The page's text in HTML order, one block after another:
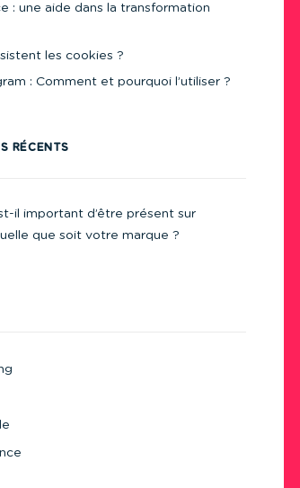
: une aide dans la transformation
les cookies ?
: Comment et pourquoi l’utiliser ?
RÉCENTS
il important d’être présent sur
que soit votre marque ?